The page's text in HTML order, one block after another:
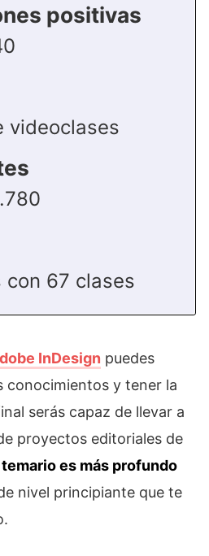
positivas
videoclases
con 67 clases
InDesign puedes
conocimientos y tener la
serás capaz de llevar a
proyectos editoriales de
temario es más profundo
nivel principiante que te